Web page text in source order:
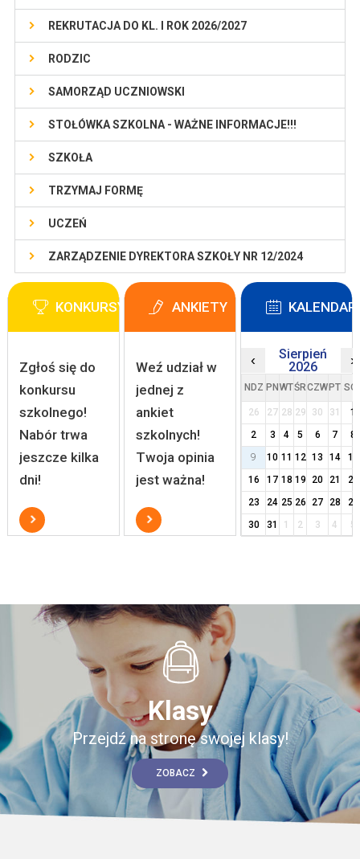
REKRUTACJA DO KL. I ROK 2026/2027
RODZIC
SAMORZĄD UCZNIOWSKI
STOŁÓWKA SZKOLNA - WAŻNE INFORMACJE!!!
SZKOŁA
TRZYMAJ FORMĘ
UCZEŃ
ZARZĄDZENIE DYREKTORA SZKOŁY NR 12/2024
KONKURSY
Zgłoś się do
konkursu
szkolnego!
Nabór trwa
jeszcze kilka
dni!
ANKIETY
Weź udział w
jednej z
ankiet
szkolnych!
Twoja opinia
jest ważna!
‹
Sierpień
2026
›
NDZ PN WTŚRCZW PT
26 27 28 29 30 31
1
2
3 4 5 6 7
8
9
10 11 12 13 14
15
16
17 18 19 20 21
22
23
24 25 26 27 28
29
30
31 1 2 3 4 5
Klasy
Przejdź na stronę swojej klasy!
ZOBACZ